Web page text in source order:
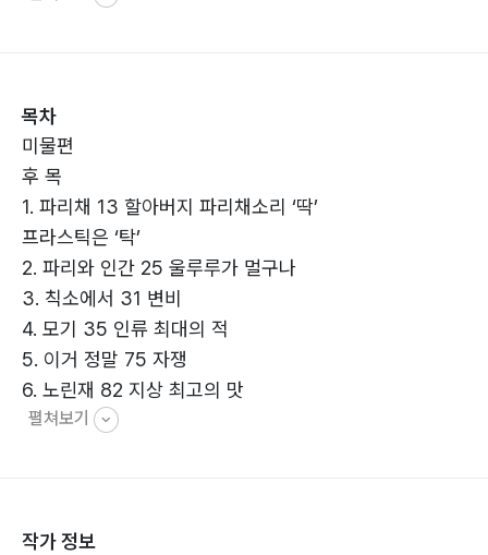
목차
미물편
후 목
1. 파리채 13 할아버지 파리채소리 ‘딱’
프라스틱은 ‘탁’
2. 파리와 인간 25 울루루가 멀구나
3. 칙소에서 31 변비
4. 모기 35 인류 최대의 적
5. 이거 정말 75 자쟁
6. 노린재 82 지상 최고의 맛
7.개미와 거미 92 다다이즘 영혼이 있는 글
9. 고양이 141 고양이 띠는 없다.
펼쳐보기
작가 정보